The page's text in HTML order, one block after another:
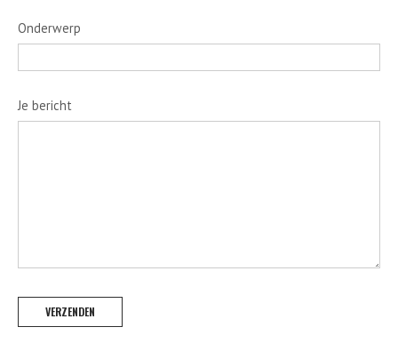
Onderwerp
Je bericht